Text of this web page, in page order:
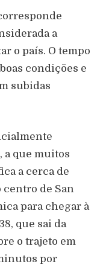
a
o país. O tempo
condições e
subidas
a que muitos
a cerca de
de San
para chegar à
que sai da
o trajeto em
por